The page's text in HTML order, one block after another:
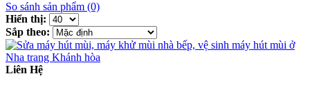
So sánh sản phẩm (0)
Hiển thị:
Sắp theo:
Liên Hệ